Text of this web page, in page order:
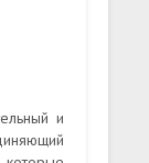
и